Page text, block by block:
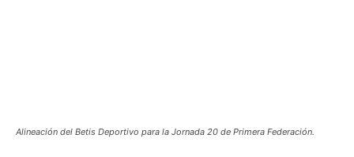
Alineación del Betis Deportivo para la Jornada 20 de Primera Federación.